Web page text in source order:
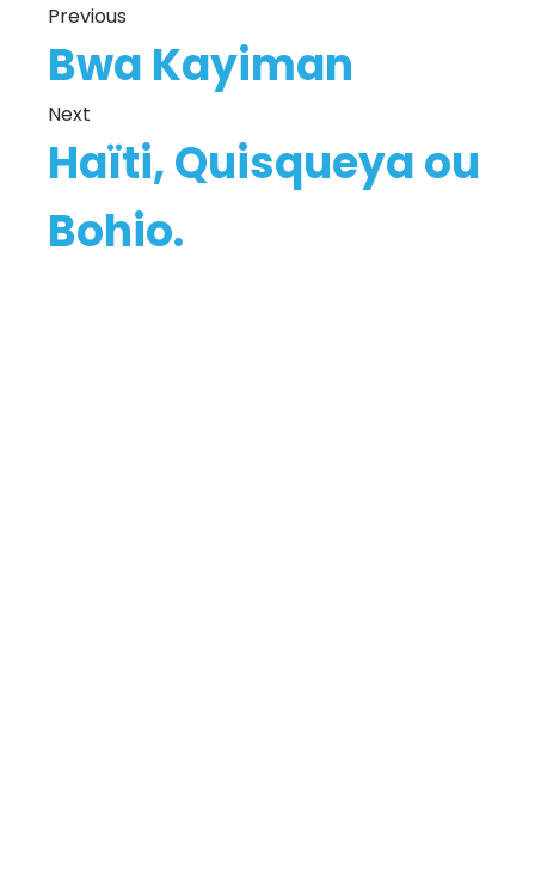
Previous
Bwa Kayiman
Next
Haïti, Quisqueya ou
Bohio.